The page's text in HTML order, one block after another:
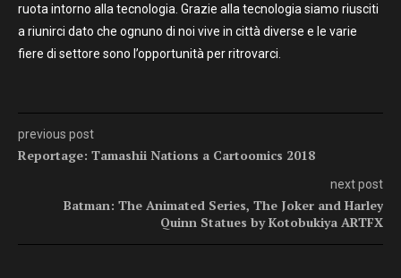
ruota intorno alla tecnologia. Grazie alla tecnologia siamo riusciti
a riunirci dato che ognuno di noi vive in città diverse e le varie
fiere di settore sono l’opportunità per ritrovarci.
previous post
Reportage: Tamashii Nations a Cartoomics 2018
next post
Batman: The Animated Series, The Joker and Harley
Quinn Statues by Kotobukiya ARTFX